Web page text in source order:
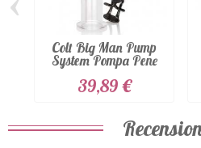
Colt Big Man Pump
System Pompa Pene
39,89 €